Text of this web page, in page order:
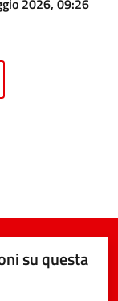
2026, 09:26
su questa